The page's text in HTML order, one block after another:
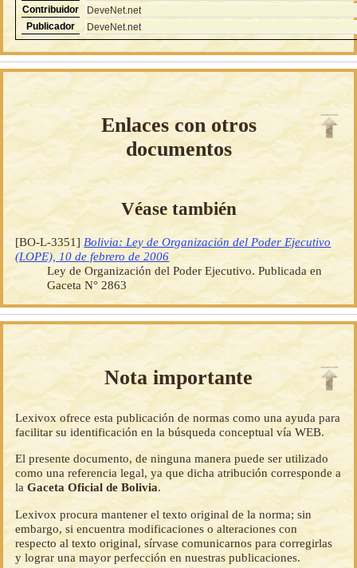
Contribuidor
DeveNet.net
Publicador
DeveNet.net
Enlaces con otros
documentos
Véase también
[BO-L-3351] Bolivia: Ley de Organización del Poder Ejecutivo
(LOPE), 10 de febrero de 2006
Ley de Organización del Poder Ejecutivo. Publicada en
Gaceta N° 2863
Nota importante
Lexivox ofrece esta publicación de normas como una ayuda para
facilitar su identificación en la búsqueda conceptual vía WEB.
El presente documento, de ninguna manera puede ser utilizado
como una referencia legal, ya que dicha atribución corresponde a
laGaceta Oficial de Bolivia.
Lexivox procura mantener el texto original de la norma; sin
embargo, si encuentra modificaciones o alteraciones con
respecto al texto original, sírvase comunicarnos para corregirlas
y lograr una mayor perfección en nuestras publicaciones.